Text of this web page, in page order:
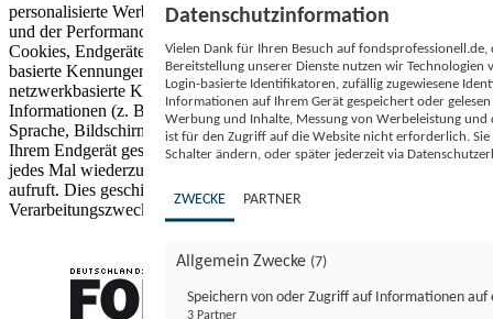
personalisierte Werbung und Inhalte, Messung von Werbeleistung
und der Performance von Inhalten sowie Zielgruppenforschung.
Cookies, Endgeräte- oder ähnliche Online-Kennungen (z. B. login-
basierte Kennungen, zufällig generierte Kennungen,
netzwerkbasierte Kennungen) können zusammen mit anderen
Informationen (z. B. Browsertyp und Browserinformationen,
Sprache, Bildschirmgröße, unterstützte Technologien usw.) auf
Ihrem Endgerät gespeichert oder von dort ausgelesen werden, um es
jedes Mal wiederzuerkennen, wenn es eine App oder einer Webseite
aufruft. Dies geschieht für einen oder mehrere der hier aufgeführten
Verarbeitungszwecke.
Datenschutzinformation
Vielen Dank für Ihren Besuch auf
Bereitstellung unserer Dienste nutzen wir Technologien
Login-basierte Identifikatoren, zufällig zugewiesene
Informationen auf Ihrem Gerät gespeichert oder
Werbung und Inhalte, Messung von Werbeleistung
ist für den Zugriff auf die Website nicht erforderlich.
Schalter ändern, oder später jederzeit via
ZWECKE PARTNER
Allgemein Zwecke (7)
Speichern von oder Zugriff auf Informationen auf
3 Partner